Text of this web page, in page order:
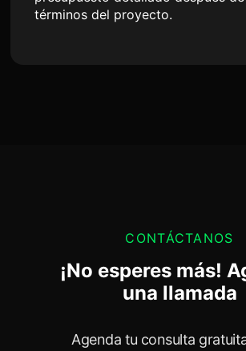
términos del proyecto.
CONTÁCTANOS
¡No esperes más!
una llamada
Agenda tu consulta